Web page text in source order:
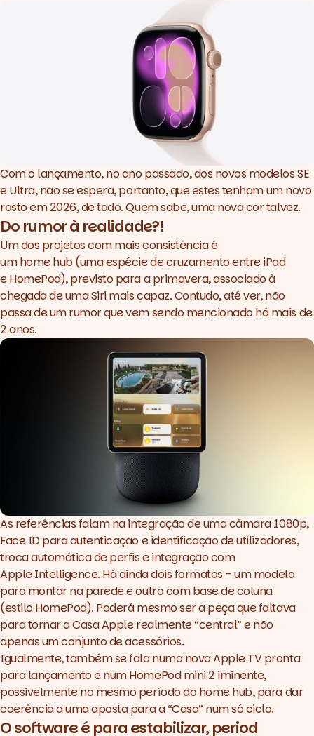
Com o lançamento, no ano passado, dos novos modelos SE
e Ultra, não se espera, portanto, que estes tenham um novo
rosto em 2026, de todo. Quem sabe, uma nova cor talvez.
Do rumor à realidade?!
Um dos projetos com mais consistência é
umhomehub(uma espécie de cruzamento entre iPad
e HomePod), previsto para a primavera, associado à
chegada de uma Siri mais capaz. Contudo, até ver, não
passa de um rumor que vem sendo mencionado há mais de
2 anos.
As referências falam na integração de uma câmara 1080p,
Face ID para autenticação e identificação de utilizadores,
troca automática de perfis e integração com
Apple Intelligence. Há ainda dois formatos – um modelo
para montar na parede e outro com base de coluna
(estilo HomePod). Poderá mesmo ser a peça que faltava
para tornar a Casa Apple realmente “central” e não
apenas um conjunto de acessórios.
Igualmente, também se fala numa nova Apple TV pronta
para lançamento e num HomePod mini 2 iminente,
possivelmente no mesmo período dohomehub, para dar
coerência a uma aposta para a “Casa” num só ciclo.
Osoftwareé para estabilizar,period